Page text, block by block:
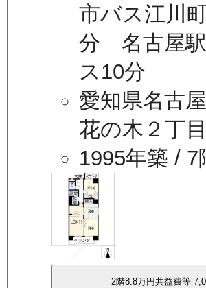
市バス江川
分 名古屋
ス10分
愛知県名古
花の木２丁目
1995年築 / 7
2階8.8万円共益費等